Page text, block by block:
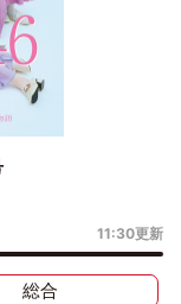
11:30更新
総合